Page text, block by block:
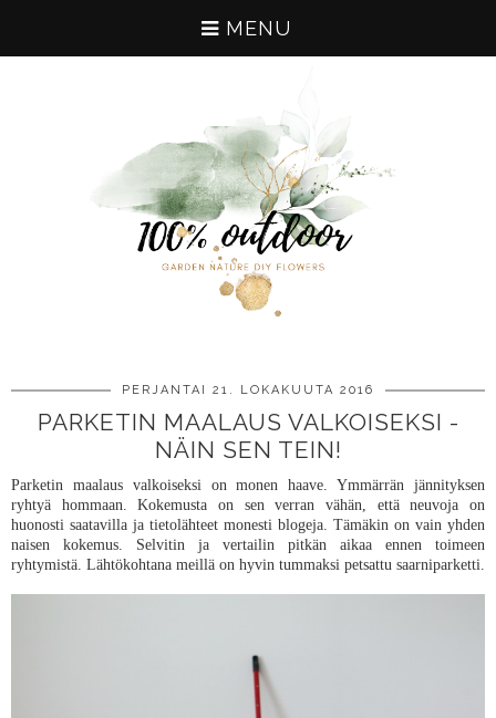
MENU
PERJANTAI 21. LOKAKUUTA 2016
PARKETIN MAALAUS VALKOISEKSI -
NÄIN SEN TEIN!
Parketin maalaus valkoiseksi on monen haave. Ymmärrän jännityksen
ryhtyä hommaan. Kokemusta on sen verran vähän, että neuvoja on
huonosti saatavilla ja tietolähteet monesti blogeja. Tämäkin on vain yhden
naisen kokemus. Selvitin ja vertailin pitkän aikaa ennen toimeen
ryhtymistä. Lähtökohtana meillä on hyvin tummaksi petsattu saarniparketti.